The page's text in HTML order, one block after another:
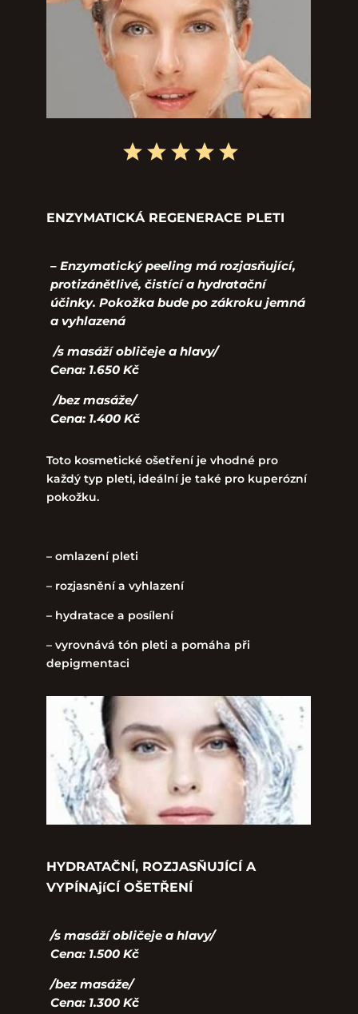
ENZYMATICKÁ REGENERACE PLETI
– Enzymatický peeling má rozjasňující,
protizánětlivé, čistící a hydratační
účinky. Pokožka bude po zákroku jemná
a vyhlazená
/s masáží obličeje a hlavy/
Cena: 1.650 Kč
/bez masáže/
Cena: 1.400 Kč
Toto kosmetické ošetření je vhodné pro
každý typ pleti, ideální je také pro kuperózní
pokožku.
– omlazení pleti
– rozjasnění a vyhlazení
– hydratace a posílení
– vyrovnává tón pleti a pomáha při
depigmentaci
HYDRATAČNÍ, ROZJASŇUJÍCÍ A
VYPÍNAjíCÍ OŠETŘENÍ
/s masáží obličeje a hlavy/
Cena: 1.500 Kč
/bez masáže/
Cena: 1.300 Kč